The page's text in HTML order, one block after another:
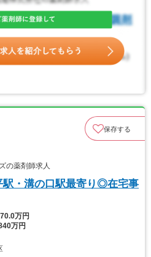
保存する
の薬剤師求人
駅・溝の口駅最寄り◎在宅事
万円
万円